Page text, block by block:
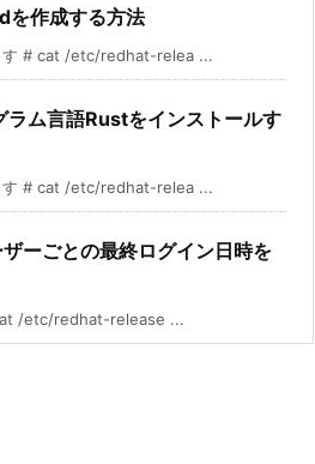
作成する方法
す # cat /etc/redhat-relea ...
ム言語Rustをインストールす
す # cat /etc/redhat-relea ...
ーごとの最終ログイン日時を
/etc/redhat-release ...